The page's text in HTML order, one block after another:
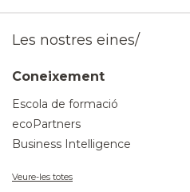
Les nostres eines/
Coneixement
Escola de formació
ecoPartners
Business Intelligence
Veure-les totes